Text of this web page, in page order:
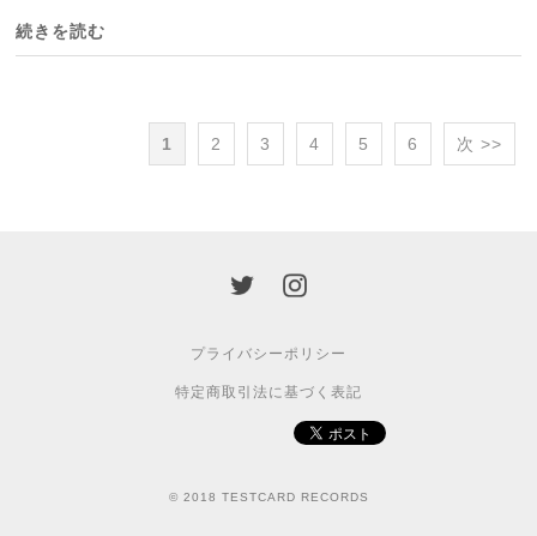
続きを読む
1 2 3 4 5 6 次 >>
プライバシーポリシー
特定商取引法に基づく表記
© 2018 TESTCARD RECORDS